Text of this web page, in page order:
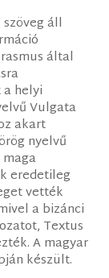
áll
által
helyi
Vulgata
akart
nyelvű
eredetileg
vették
a bizánci
Textus
A magyar
készült.